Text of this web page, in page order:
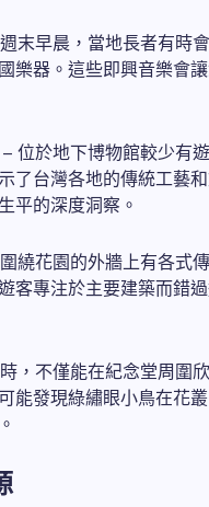
末早晨，當地長者有時
樂器。這些即興音樂會
– 位於地下博物館較少有
了台灣各地的傳統工藝
平的深度洞察。
繞花園的外牆上有各式
客專注於主要建築而錯
，不僅能在紀念堂周圍
能發現綠繡眼小鳥在花